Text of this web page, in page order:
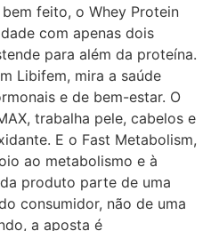
feito, o Whey Protein
com apenas dois
para além da proteína.
Libifem, mira a saúde
e de bem-estar. O
trabalha pele, cabelos e
E o Fast Metabolism,
ao metabolismo e à
produto parte de uma
consumidor, não de uma
a aposta é